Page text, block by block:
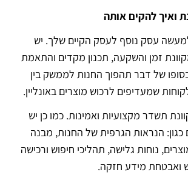
ואיך להקים אותה
עסק נוסף לעסק הקיים שלך. יש
זמן והשקעה, תכנון מקדים והתאמת
של דבר תהפוך החנות לממשק בין
שמעדיפים לרכוש מוצרים באונליין.
תשדר מקצועיות ואמינות. כמו כן יש
כגון: הנראות הגרפית של החנות, מבנה
נוחות גלישה, תהליכי חיפוש ורכישה
ואבטחת מידע חזקה.